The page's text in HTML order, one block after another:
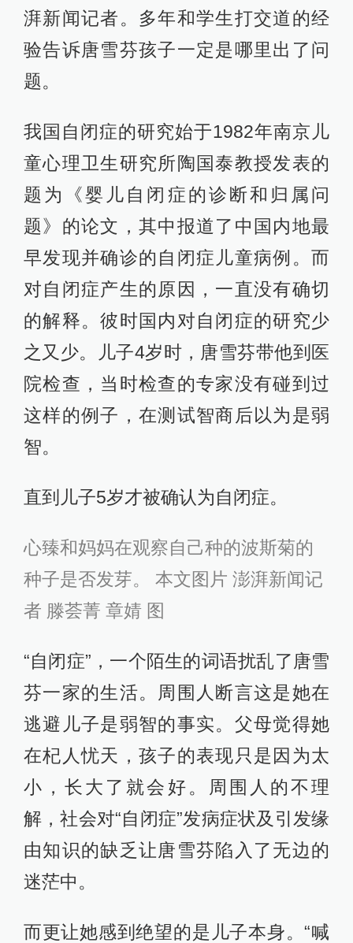
湃新闻记者。多年和学生打交道的经
验告诉唐雪芬孩子一定是哪里出了问
题。
我国自闭症的研究始于1982年南京儿
童心理卫生研究所陶国泰教授发表的
题为《婴儿自闭症的诊断和归属问
题》的论文，其中报道了中国内地最
早发现并确诊的自闭症儿童病例。而
对自闭症产生的原因，一直没有确切
的解释。彼时国内对自闭症的研究少
之又少。儿子4岁时，唐雪芬带他到医
院检查，当时检查的专家没有碰到过
这样的例子，在测试智商后以为是弱
智。
直到儿子5岁才被确认为自闭症。
心臻和妈妈在观察自己种的波斯菊的
种子是否发芽。 本文图片 澎湃新闻记
者 滕荟菁 章婧 图
“自闭症”，一个陌生的词语扰乱了唐雪
芬一家的生活。周围人断言这是她在
逃避儿子是弱智的事实。父母觉得她
在杞人忧天，孩子的表现只是因为太
小，长大了就会好。周围人的不理
解，社会对“自闭症”发病症状及引发缘
由知识的缺乏让唐雪芬陷入了无边的
迷茫中。
而更让她感到绝望的是儿子本身。“喊